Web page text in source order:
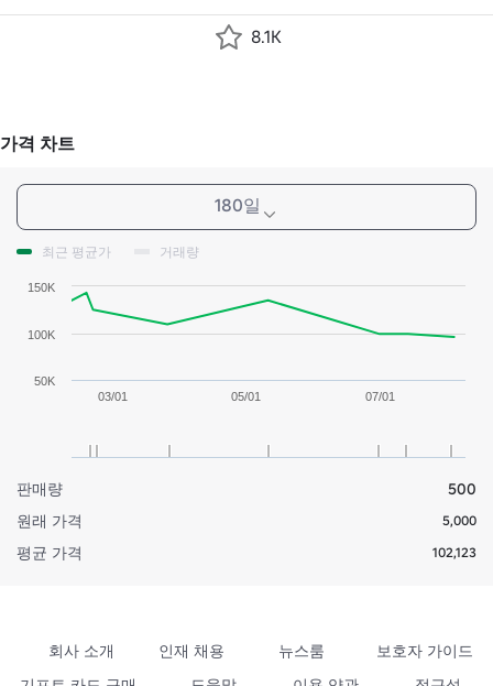
8.1K
가격 차트
180일
최근 평균가 거래량
03/01 05/01 07/01
50K
100K
150K
판매량
500
원래 가격
5,000
평균 가격 102,123
회사 소개 인재 채용 뉴스룸
보호자 가이드